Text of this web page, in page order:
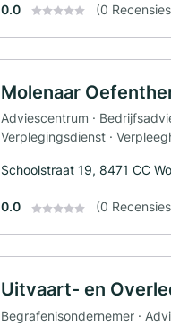
0.0 (0
Molenaar
Adviescentrum ·
Verplegingsdienst ·
Schoolstraat 19, 8471 CC
0.0 (0
Uitvaart- en
Begrafenisondernemer ·